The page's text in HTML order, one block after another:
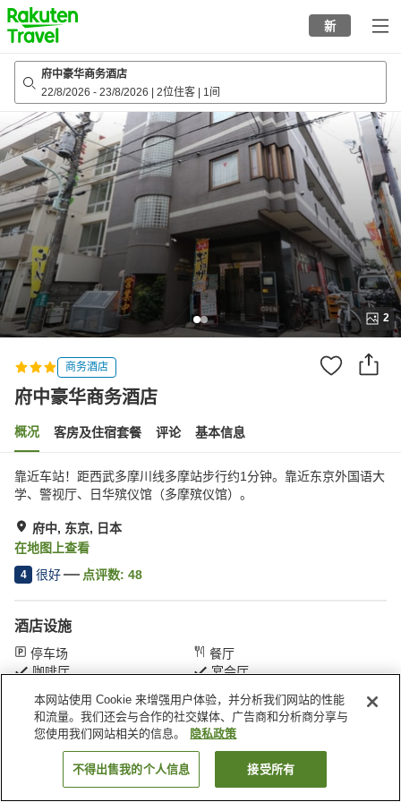
to
top
page
新
府中豪华商务酒店
22/8/2026 - 23/8/2026 2位住客 1间
2
商务酒店
府中豪华商务酒店
概况 客房及住宿套餐 评论 基本信息
靠近车站！距西武多摩川线多摩站步行约1分钟。靠近东京外国语大
学、警视厅、日华殡仪馆（多摩殡仪馆）。
府中, 东京, 日本
在地图上查看
4 很好 点评数: 48
酒店设施
停车场
餐厅
咖啡厅
宴会厅
首页 日本 东京 府中 府中豪华商务酒店
搜索客房
本网站使用 Cookie 来增强用户体验，并分析我们网站的性能
和流量。我们还会与合作的社交媒体、广告商和分析商分享与
您使用我们网站相关的信息。
隐私政策
不得出售我的个人信息 接受所有